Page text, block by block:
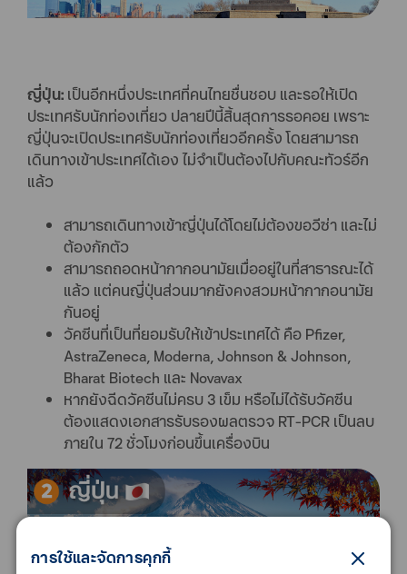
ญี่ปุ่น: เป็นอีกหนึ่งประเทศที่คนไทยชื่นชอบ และรอให้เปิด
ประเทศรับนักท่องเที่ยว ปลายปีนี้สิ้นสุดการรอคอย เพราะ
ญี่ปุ่นจะเปิดประเทศรับนักท่องเที่ยวอีกครั้ง โดยสามารถ
เดินทางเข้าประเทศได้เอง ไม่จำเป็นต้องไปกับคณะทัวร์อีก
แล้ว
สามารถเดินทางเข้าญี่ปุ่นได้โดยไม่ต้องขอวีซ่า และไม่
ต้องกักตัว
สามารถถอดหน้ากากอนามัยเมื่ออยู่ในที่สาธารณะได้
แล้ว แต่คนญี่ปุ่นส่วนมากยังคงสวมหน้ากากอนามัย
กันอยู่
วัคซีนที่เป็นที่ยอมรับให้เข้าประเทศได้ คือ Pfizer,
AstraZeneca, Moderna, Johnson & Johnson,
Bharat Biotech และ Novavax
หากยังฉีดวัคซีนไม่ครบ 3 เข็ม หรือไม่ได้รับวัคซีน
ต้องแสดงเอกสารรับรองผลตรวจ RT-PCR เป็นลบ
ภายใน 72 ชั่วโมงก่อนขึ้นเครื่องบิน
การใช้และจัดการคุกกี้